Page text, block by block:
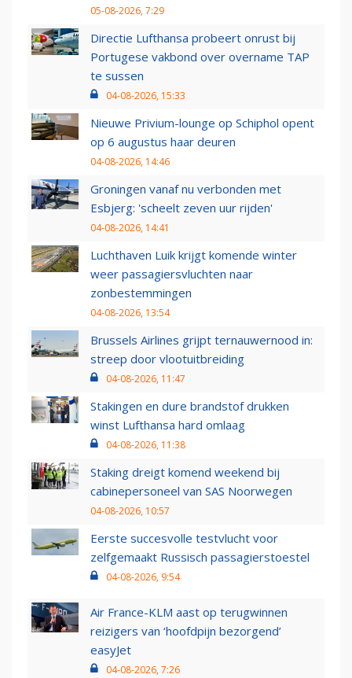
05-08-2026, 7:29
Directie Lufthansa probeert onrust bij
Portugese vakbond over overname TAP
te sussen
04-08-2026, 15:33
Nieuwe Privium-lounge op Schiphol opent
op 6 augustus haar deuren
04-08-2026, 14:46
Groningen vanaf nu verbonden met
Esbjerg: 'scheelt zeven uur rijden'
04-08-2026, 14:41
Luchthaven Luik krijgt komende winter
weer passagiersvluchten naar
zonbestemmingen
04-08-2026, 13:54
Brussels Airlines grijpt ternauwernood in:
streep door vlootuitbreiding
04-08-2026, 11:47
Stakingen en dure brandstof drukken
winst Lufthansa hard omlaag
04-08-2026, 11:38
Staking dreigt komend weekend bij
cabinepersoneel van SAS Noorwegen
04-08-2026, 10:57
Eerste succesvolle testvlucht voor
zelfgemaakt Russisch passagierstoestel
04-08-2026, 9:54
Air France-KLM aast op terugwinnen
reizigers van ‘hoofdpijn bezorgend’
easyJet
04-08-2026, 7:26